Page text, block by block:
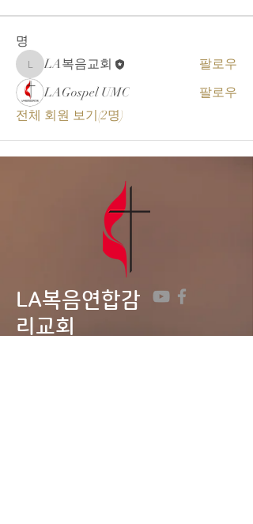
명
LA복음교회
LA복음교회
팔로우
LAGospel UMC
팔로우
전체 회원 보기(2명)
LA복음연합감
리교회